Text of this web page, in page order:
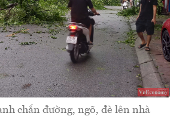
chắn đường, ngõ, đè lên nhà